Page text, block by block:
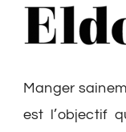
Manger
est l’objectif